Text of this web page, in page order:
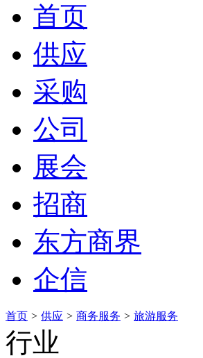
首页
供应
采购
公司
展会
招商
东方商界
企信
首页 > 供应 > 商务服务 > 旅游服务
行业